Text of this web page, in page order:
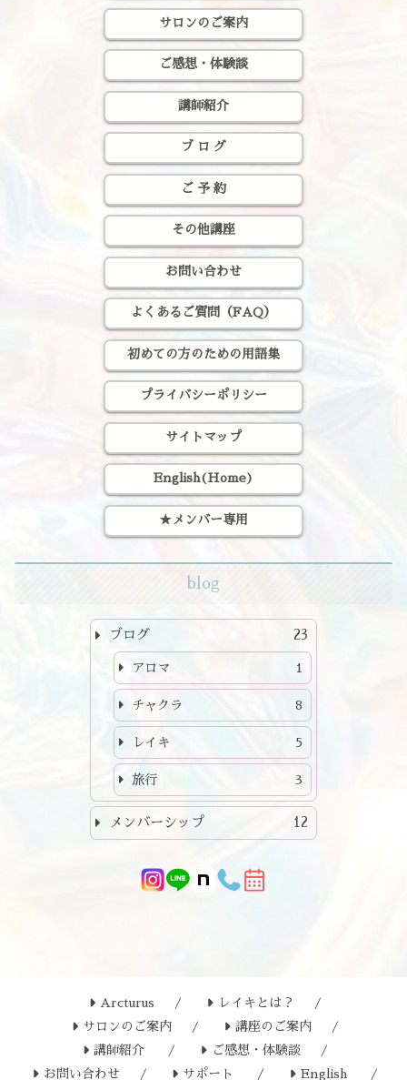
サロンのご案内
ご感想・体験談
講師紹介
ブ ロ グ
ご 予 約
その他講座
お問い合わせ
よくあるご質問（FAQ）
初めての方のための用語集
プライバシーポリシー
サイトマップ
English(Home)
★メンバー専用
blog
ブログ 23
アロマ 1
チャクラ 8
レイキ 5
旅行 3
メンバーシップ 12
Arcturus
レイキとは？
サロンのご案内
講座のご案内
講師紹介
ご感想・体験談
お問い合わせ
サポート English